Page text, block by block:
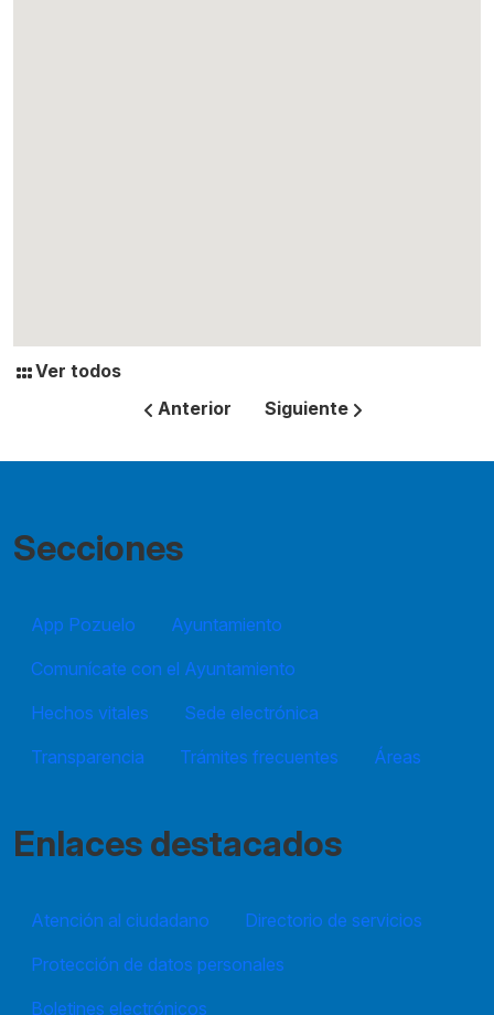
Ver todos
Anterior
Siguiente
Secciones
App Pozuelo
Ayuntamiento
Comunícate con el Ayuntamiento
Hechos vitales
Sede electrónica
Transparencia
Trámites frecuentes Áreas
Enlaces destacados
Atención al ciudadano
Directorio de servicios
Protección de datos personales
Boletines electrónicos